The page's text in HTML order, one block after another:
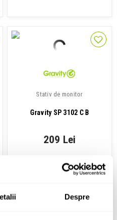
Despre
Stativ de monitor
Gravity SP 3102 C B
209 Lei
IN STOC
ADAUGA IN COS